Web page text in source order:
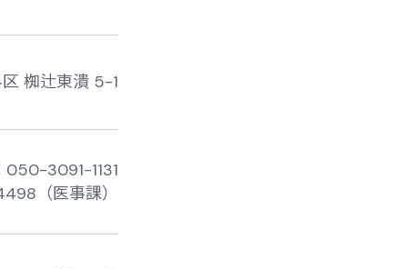
椥辻東潰 5-1
050-3091-1131
（医事課）